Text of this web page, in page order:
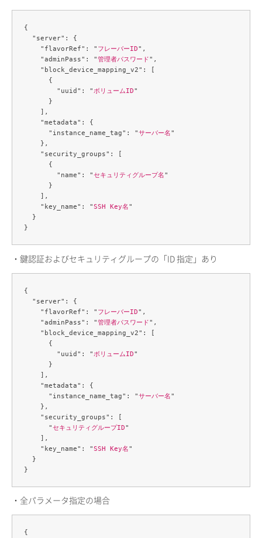
{
  "server": {
    "flavorRef": "
フレーバーID",
    "adminPass": "
管理者パスワード",
    "block_device_mapping_v2": [
      {
        "uuid": "
ボリュームID"
      }
    ],
    "metadata": {
      "instance_name_tag": "
サーバー名"
    },
    "security_groups": [
      {
        "name": "
セキュリティグループ名"
      }
    ],
    "key_name": "
SSH Key名"
  }
・鍵認証およびセキュリティグループの「ID 指定」あり
{
  "server": {
    "flavorRef": "
フレーバーID",
    "adminPass": "
管理者パスワード",
    "block_device_mapping_v2": [
      {
        "uuid": "
ボリュームID"
      }
    ],
    "metadata": {
      "instance_name_tag": "
サーバー名"
    },
    "security_groups": [
      "
セキュリティグループID"
    ],
    "key_name": "
SSH Key名"
  }
・全パラメータ指定の場合
{